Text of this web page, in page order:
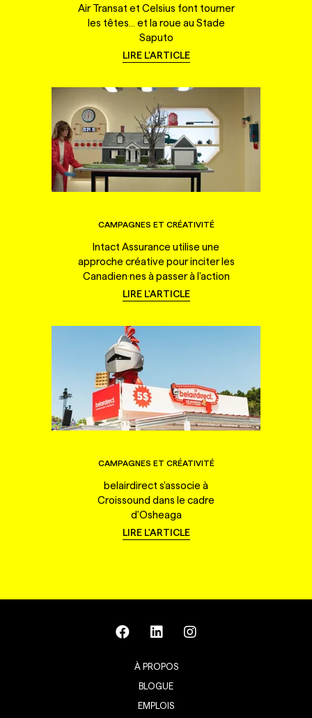
Air Transat et Celsius font tourner
les têtes... et la roue au Stade
Saputo
LIRE L'ARTICLE
CAMPAGNES ET CRÉATIVITÉ
Intact Assurance utilise une
approche créative pour inciter les
Canadien·nes à passer à l'action
LIRE L'ARTICLE
CAMPAGNES ET CRÉATIVITÉ
belairdirect s'associe à
Croissound dans le cadre
d'Osheaga
LIRE L'ARTICLE
À PROPOS
BLOGUE
EMPLOIS